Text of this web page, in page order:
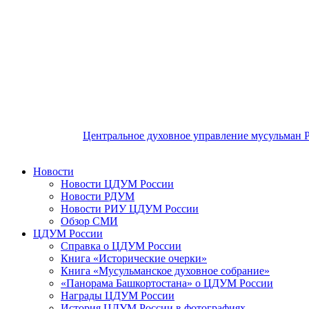
Центральное духовное управление мусульман
Новости
Новости ЦДУМ России
Новости РДУМ
Новости РИУ ЦДУМ России
Обзор СМИ
ЦДУМ России
Справка о ЦДУМ России
Книга «Исторические очерки»
Книга «Мусульманское духовное собрание»
«Панорама Башкортостана» о ЦДУМ России
Награды ЦДУМ России